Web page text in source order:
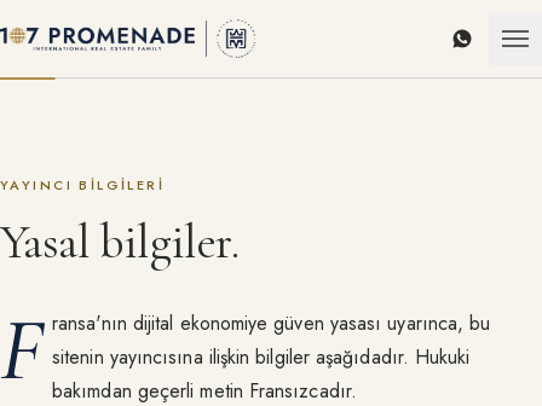
YAYINCI BILGILERI
Yasal bilgiler.
F ransa'nın dijital ekonomiye güven yasası uyarınca, bu
sitenin yayıncısına ilişkin bilgiler aşağıdadır. Hukuki
bakımdan geçerli metin Fransızcadır.